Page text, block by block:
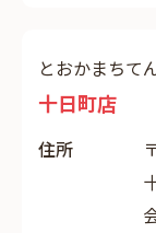
とおかまちて
十日町店
住所